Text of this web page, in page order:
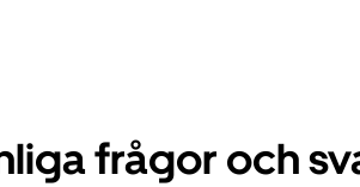
frågor och